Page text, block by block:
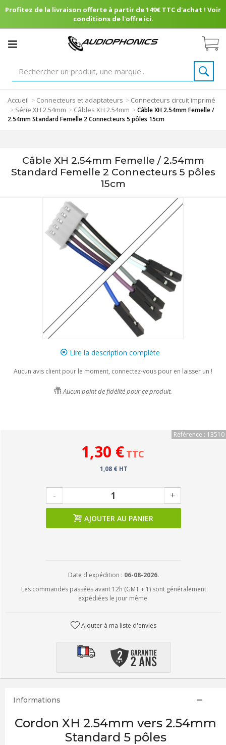
Profitez de la livraison offerte à partir de 149€ TTC d'achat ! Voir
conditions de l'offre ici.
Accueil > Connecteurs et adaptateurs > Connecteurs circuit imprimé
> Série XH 2.54mm > Câbles XH 2.54mm >Câble XH 2.54mm Femelle /
2.54mm Standard Femelle 2 Connecteurs 5 pôles 15cm
Câble XH 2.54mm Femelle / 2.54mm
Standard Femelle 2 Connecteurs 5 pôles
15cm
Lire la description complète
Aucun avis client pour le moment, connectez-vous pour en laisser un !
Aucun point de fidélité pour ce produit.
Référence : 13510
1,30 € TTC
1,08 € HT
- +
AJOUTER AU PANIER
Date d'expédition : 06-08-2026.
Les commandes passées avant 12h (GMT + 1) sont généralement
expédiées le jour même.
Ajouter à ma liste d'envies
Informations
Cordon XH 2.54mm vers 2.54mm
Standard 5 pôles